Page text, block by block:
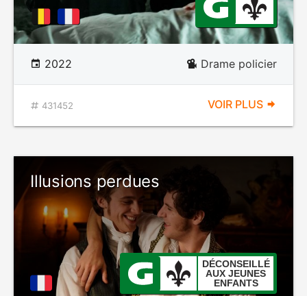
2022 Drame policier
431452 VOIR PLUS
Illusions perdues
DÉCONSEILLÉ
AUX JEUNES
ENFANTS